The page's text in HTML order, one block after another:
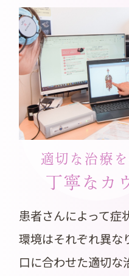
適切な治療
丁寧なカ
患者さんによって症
環境はそれぞれ異な
口に合わせた適切な